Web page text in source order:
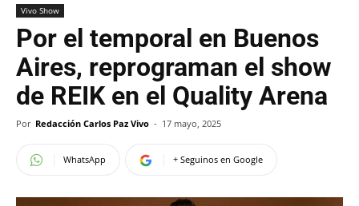
Vivo Show
Por el temporal en Buenos
Aires, reprograman el show
de REIK en el Quality Arena
Por Redacción Carlos Paz Vivo - 17 mayo, 2025
WhatsApp + Seguinos en Google